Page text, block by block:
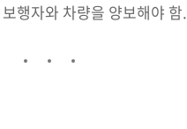
행자와 차량을 양보해야 함.